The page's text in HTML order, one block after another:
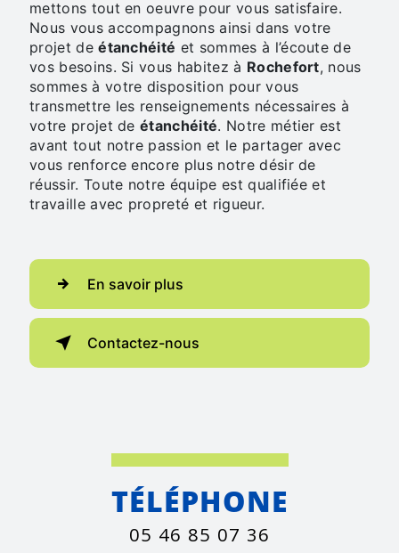
mettons tout en oeuvre pour vous satisfaire.
Nous vous accompagnons ainsi dans votre
projet deétanchéité et sommes à l’écoute de
vos besoins. Si vous habitez à Rochefort, nous
sommes à votre disposition pour vous
transmettre les renseignements nécessaires à
votre projet deétanchéité. Notre métier est
avant tout notre passion et le partager avec
vous renforce encore plus notre désir de
réussir. Toute notre équipe est qualifiée et
travaille avec propreté et rigueur.
En savoir plus
Contactez-nous
TÉLÉPHONE
05 46 85 07 36